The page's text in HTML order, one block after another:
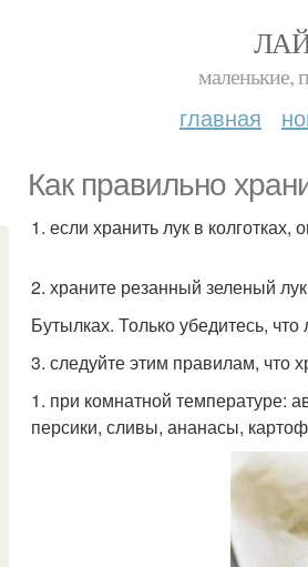
маленькие,
главная
Как правильно
1. если хранить лук в колготках,
2. храните резанный зеленый
Бутылках. Только убедитесь,
3. следуйте этим правилам, что
1. при комнатной температуре:
персики, сливы, ананасы,